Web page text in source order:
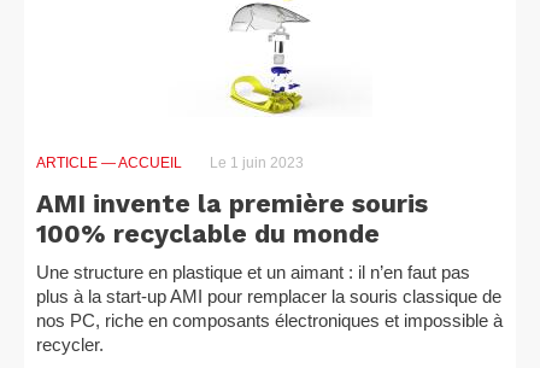
ARTICLE — ACCUEIL Le 1 juin 2023
AMI invente la première souris
100% recyclable du monde
Une structure en plastique et un aimant : il n’en faut pas
plus à la start-up AMI pour remplacer la souris classique de
nos PC, riche en composants électroniques et impossible à
recycler.